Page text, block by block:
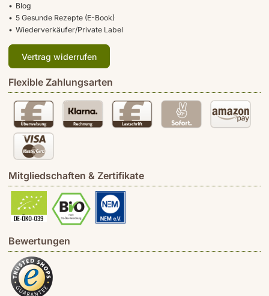
Blog
5 Gesunde Rezepte (E-Book)
Wiederverkäufer/Private Label
Vertrag widerrufen
Flexible Zahlungsarten
Mitgliedschaften & Zertifikate
Bewertungen